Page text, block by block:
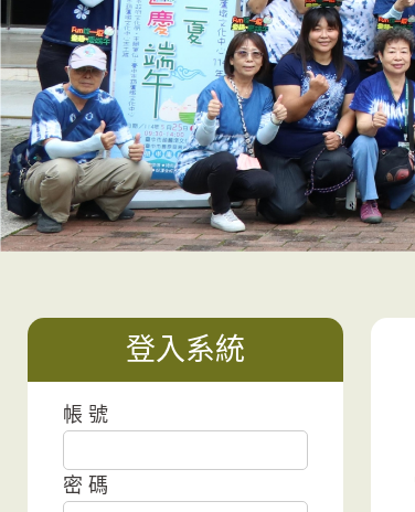
登入系統
帳 號
密 碼